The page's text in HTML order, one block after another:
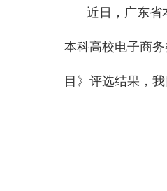
近日，广东省
本科高校电子商
目》评选结果，